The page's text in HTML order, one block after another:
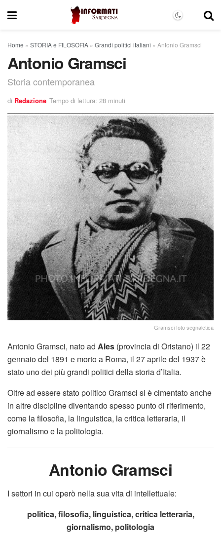
Home » STORIA e FILOSOFIA » Grandi politici italiani » Antonio Gramsci
Antonio Gramsci
Storia contemporanea
di Redazione Tempo di lettura: 28 minuti
Gramsci foto segnaletica
Antonio Gramsci, nato ad Ales (provincia di Oristano) il 22
gennaio del 1891 e morto a Roma, il 27 aprile del 1937 è
stato uno dei più grandi politici della storia d’Italia.
Oltre ad essere stato politico Gramsci si è cimentato anche
in altre discipline diventando spesso punto di riferimento,
come la filosofia, la linguistica, la critica letteraria, il
giornalismo e la politologia.
Antonio Gramsci
I settori in cui operò nella sua vita di intellettuale:
politica, filosofia, linguistica, critica letteraria,
giornalismo, politologia